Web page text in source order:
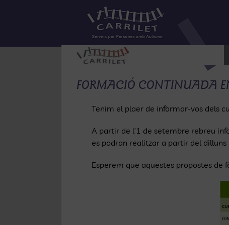
FORMACIÓ CONTINUADA
Tenim el plaer de informar-vos dels
A partir de l’1 de setembre rebreu
es podran realitzar a partir del
Esperem que aquestes propostes de